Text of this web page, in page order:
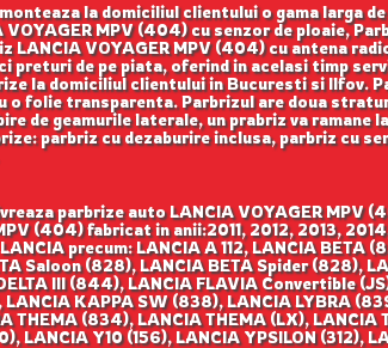
la domiciliul clientului o gama larga
MPV (404) cu senzor de ploaie,
LANCIA VOYAGER MPV (404) cu antena
preturi de pe piata, oferind in acelasi timp
la domiciliul clientului in Bucuresti si Ilfov.
folie transparenta. Parbrizul are doua
de geamurile laterale, un prabriz va ramane
parbriz cu dezaburire inclusa, parbriz cu
parbrize auto LANCIA VOYAGER MPV
(404) fabricat in anii:2011, 2012, 2013,
precum: LANCIA A 112, LANCIA BETA
Saloon (828), LANCIA BETA Spider (828),
III (844), LANCIA FLAVIA Convertible
KAPPA SW (838), LANCIA LYBRA
THEMA (834), LANCIA THEMA (LX),
Y10 (156), LANCIA YPSILON (312),